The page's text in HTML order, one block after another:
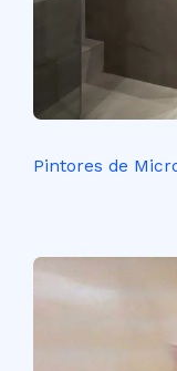
Pintores de